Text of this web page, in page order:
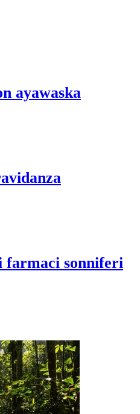
ayawaska
farmaci sonniferi